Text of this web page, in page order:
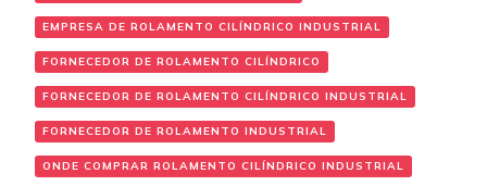
EMPRESA DE ROLAMENTO CILÍNDRICO INDUSTRIAL
FORNECEDOR DE ROLAMENTO CILÍNDRICO
FORNECEDOR DE ROLAMENTO CILÍNDRICO INDUSTRIAL
FORNECEDOR DE ROLAMENTO INDUSTRIAL
ONDE COMPRAR ROLAMENTO CILÍNDRICO INDUSTRIAL